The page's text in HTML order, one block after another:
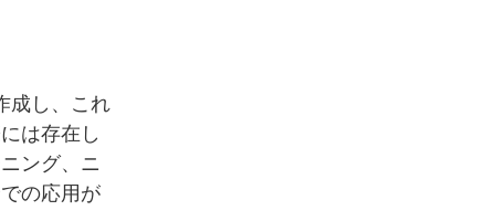
成し、これ
は存在し
ング、ニ
の応用が